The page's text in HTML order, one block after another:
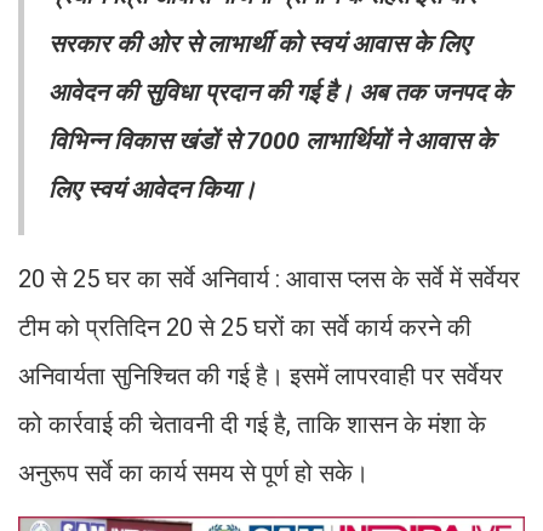
सरकार की ओर से लाभार्थी को स्वयं आवास के लिए
आवेदन की सुविधा प्रदान की गई है। अब तक जनपद के
विभिन्न विकास खंडों से 7000 लाभार्थियों ने आवास के
लिए स्वयं आवेदन किया।
20 से 25 घर का सर्वे अनिवार्य : आवास प्लस के सर्वे में सर्वेयर
टीम को प्रतिदिन 20 से 25 घरों का सर्वे कार्य करने की
अनिवार्यता सुनिश्चित की गई है। इसमें लापरवाही पर सर्वेयर
को कार्रवाई की चेतावनी दी गई है, ताकि शासन के मंशा के
अनुरूप सर्वे का कार्य समय से पूर्ण हो सके।